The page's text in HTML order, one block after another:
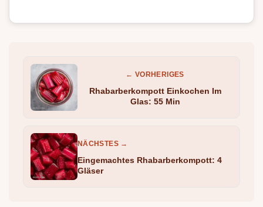
← VORHERIGES
Rhabarberkompott Einkochen Im
Glas: 55 Min
NÄCHSTES →
Eingemachtes Rhabarberkompott: 4
Gläser